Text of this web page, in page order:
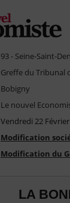
93 - Seine-Saint-
Greffe du Tribunal
Bobigny
Le nouvel
Vendredi 22
Modification
Modification du
LA